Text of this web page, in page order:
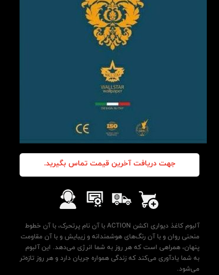
جهت دریافت آخرین قیمت تماس بگیرید.
آلبوم کاغذ دیواری اکشن ACTION با آن نام پرتحرک، با آن خطوط
منحنی روان و با آن رنگ‌های هوشمندانه و زیبایش و با آن مقاومت
پنهان، همراهی است که هر روز به شما انرژی می‌دهد. این آلبوم
به شما یادآوری می‌کند که زندگی همواره جریان دارد و هر روز تازه‌تر
می‌شود.